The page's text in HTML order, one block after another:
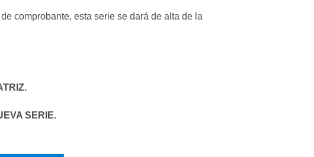
comprobante, esta serie se dará de alta de la
SERIE.